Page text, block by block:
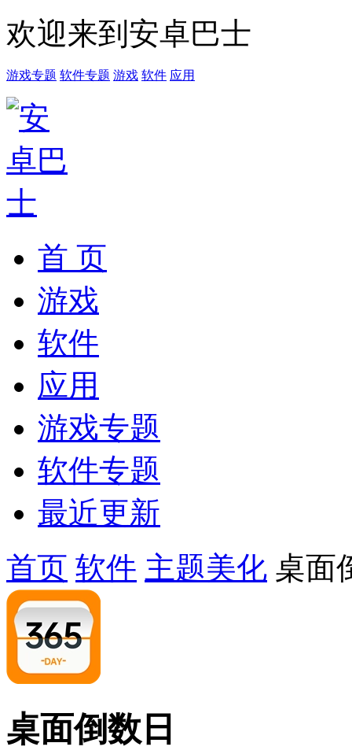
欢迎来到安卓巴士
游戏专题 软件专题 游戏 软件 应用
首 页
游戏
软件
应用
游戏专题
软件专题
最近更新
首页 软件 主题美化 桌面
桌面倒数日